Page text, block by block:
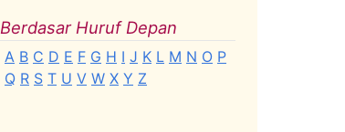
Berdasar Huruf Depan
A B C D E F G H I J K L M N O P
Q R S T U V W X Y Z